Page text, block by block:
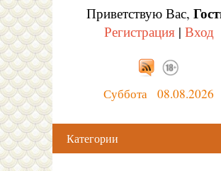
Приветствую Вас,
Регистрация| Вход
Суббота 08.08.2026
Категории